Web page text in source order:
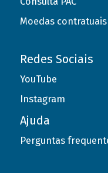
Moedas contratuais
Redes Sociais
YouTube
Instagram
Ajuda
Perguntas